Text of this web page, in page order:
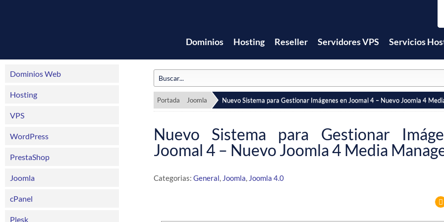
Dominios Hosting Reseller Servidores VPS Servicios
Dominios Web
Hosting
VPS
WordPress
PrestaShop
Joomla
cPanel
Plesk
Portada Joomla Nuevo Sistema para Gestionar Imágenes en Joomal 4 – Nuevo Joomla 4
Nuevo Sistema para Gestionar
Joomal 4 – Nuevo Joomla 4 Media
Categorias: General, Joomla, Joomla 4.0